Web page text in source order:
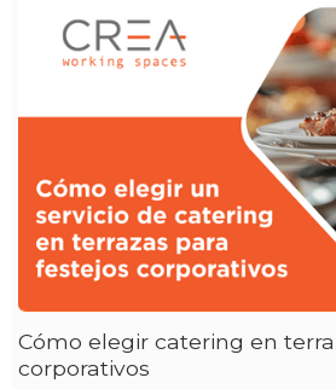
Cómo elegir catering en
corporativos